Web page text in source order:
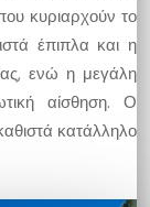
κυριαρχούν το
έπιπλα και η
ενώ η μεγάλη
αίσθηση. Ο
κατάλληλο